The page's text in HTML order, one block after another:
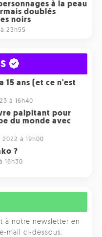
à la peau
doublés
noirs
23h55
15 ans (et ce n'est
à 16h40
palpitant pour
du monde avec
à 19h00
?
16h30
à notre newsletter en
mail ci-dessous.